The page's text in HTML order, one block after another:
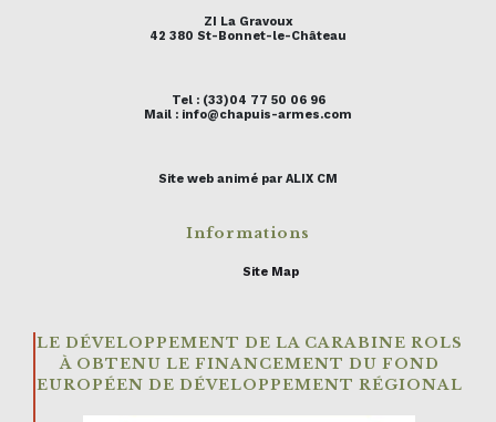
ZI La Gravoux
42 380 St-Bonnet-le-Château
Tel : (33)04 77 50 06 96
Mail : info@chapuis-armes.com
Site web animé par ALIX CM
Informations
Site Map
LE DÉVELOPPEMENT DE LA CARABINE ROLS
À OBTENU LE FINANCEMENT DU FOND
EUROPÉEN DE DÉVELOPPEMENT RÉGIONAL